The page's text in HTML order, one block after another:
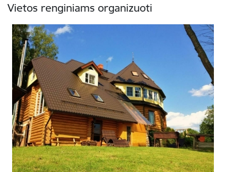
Vietos renginiams organizuoti